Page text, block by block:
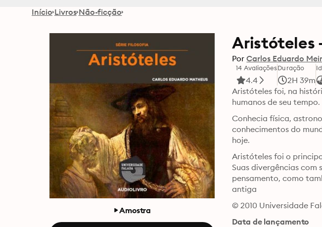
Início Livros Não-ficção
Amostra
Aristóteles
Por Carlos Eduardo
14 Avaliações
4.4
Duração
2H 39m
Aristóteles foi, na
humanos de seu tempo.
Conhecia física,
conhecimentos do
Aristóteles foi o
Suas divergências com
pensamento, como
antiga
© 2010 Universidade
Data de lançamento